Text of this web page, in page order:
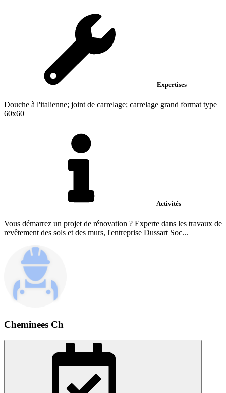
Expertises
Douche à l'italienne; joint de carrelage; carrelage grand format type
60x60
Activités
Vous démarrez un projet de rénovation ? Experte dans les travaux de
revêtement des sols et des murs, l'entreprise Dussart Soc...
Cheminees Ch